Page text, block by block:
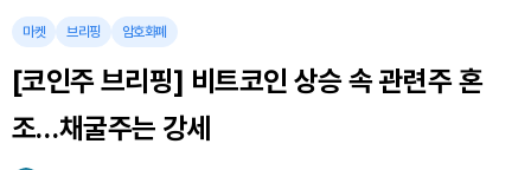
Ethereum (ETH)
Tether USDt (USDT) ₩1,421(-0.01%)
BNB (BNB)
마켓 브리핑 암호화폐
[코인주 브리핑] 비트코인 상승 속 관련주 혼
조…채굴주는 강세